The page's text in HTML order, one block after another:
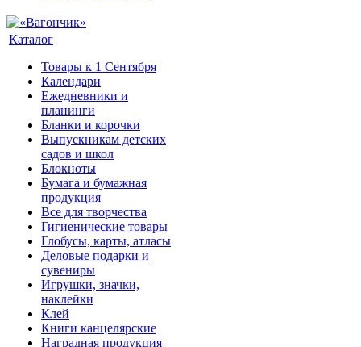
Каталог
Товары к 1 Сентября
Календари
Ежедневники и
планинги
Бланки и корочки
Выпускникам детских
садов и школ
Блокноты
Бумага и бумажная
продукция
Все для творчества
Гигиенические товары
Глобусы, карты, атласы
Деловые подарки и
сувениры
Игрушки, значки,
наклейки
Клей
Книги канцелярские
Наградная продукция